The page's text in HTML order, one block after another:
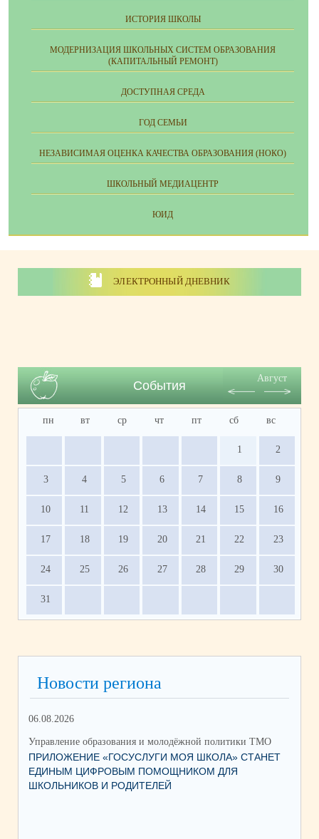
ИСТОРИЯ ШКОЛЫ
МОДЕРНИЗАЦИЯ ШКОЛЬНЫХ СИСТЕМ ОБРАЗОВАНИЯ
(КАПИТАЛЬНЫЙ РЕМОНТ)
ДОСТУПНАЯ СРЕДА
ГОД СЕМЬИ
НЕЗАВИСИМАЯ ОЦЕНКА КАЧЕСТВА ОБРАЗОВАНИЯ (НОКО)
ШКОЛЬНЫЙ МЕДИАЦЕНТР
ЮИД
ЭЛЕКТРОННЫЙ ДНЕВНИК
События
Август
пн вт ср чт пт сб вс
1 2
3 4 5 6 7 8 9
10 11 12 13 14 15 16
17 18 19 20 21 22 23
24 25 26 27 28 29 30
31
Новости региона
06.08.2026
Управление образования и молодёжной политики ТМО
ПРИЛОЖЕНИЕ «ГОСУСЛУГИ МОЯ ШКОЛА» СТАНЕТ
ЕДИНЫМ ЦИФРОВЫМ ПОМОЩНИКОМ ДЛЯ
ШКОЛЬНИКОВ И РОДИТЕЛЕЙ